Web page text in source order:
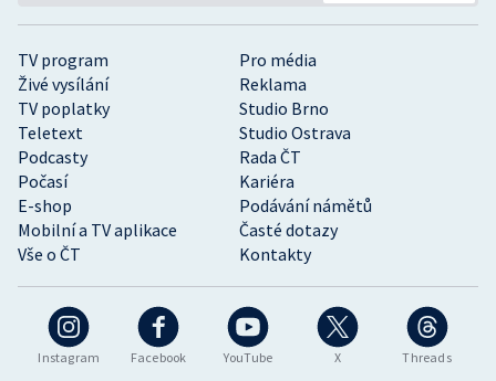
Instagram Facebook YouTube X Threads
TV program
Pro média
Živé vysílání
Reklama
TV poplatky
Studio Brno
Teletext
Studio Ostrava
Podcasty
Rada ČT
Počasí
Kariéra
E-shop
Podávání námětů
Mobilní a TV aplikace
Časté dotazy
Vše o ČT
Kontakty